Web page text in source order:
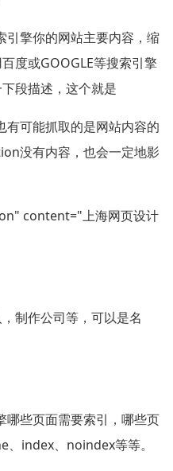
擎你的网站主要内容，缩
度或GOOGLE等搜索引擎
段描述，这个就是
可能抓取的是网站内容的
没有内容，也会一定地影
content="上海网页设计
制作公司等，可以是名
些页面需要索引，哪些页
index、noindex等等。